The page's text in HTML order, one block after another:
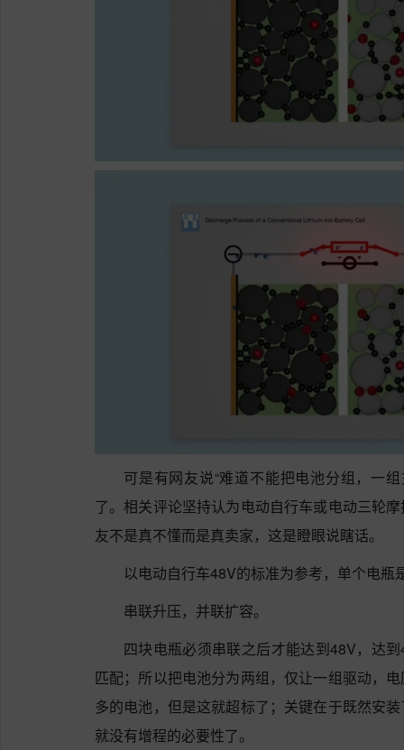
可是有网友说“难道不能把电池分组，一
了。相关评论坚持认为电动自行车或电动三轮
友不是真不懂而是真卖家，这是瞪眼说瞎话。
以电动自行车48V的标准为参考，单个电瓶
串联升压，并联扩容。
四块电瓶必须串联之后才能达到48V，达
匹配；所以把电池分为两组，仅让一组驱动，
多的电池，但是这就超标了；关键在于既然安
就没有增程的必要性了。